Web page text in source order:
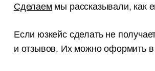
Сделаеммы рассказывали, как
Если юзкейс сделать не
и отзывов. Их можно оформить в